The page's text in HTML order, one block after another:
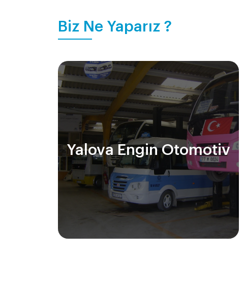
Biz Ne Yaparız ?
Yalova Engin Otomotiv